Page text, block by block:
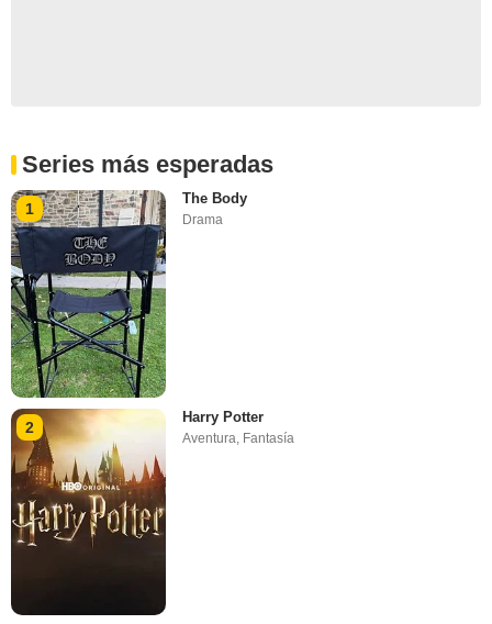
Series más esperadas
1
The Body
Drama
2
Harry Potter
Aventura Fantasía